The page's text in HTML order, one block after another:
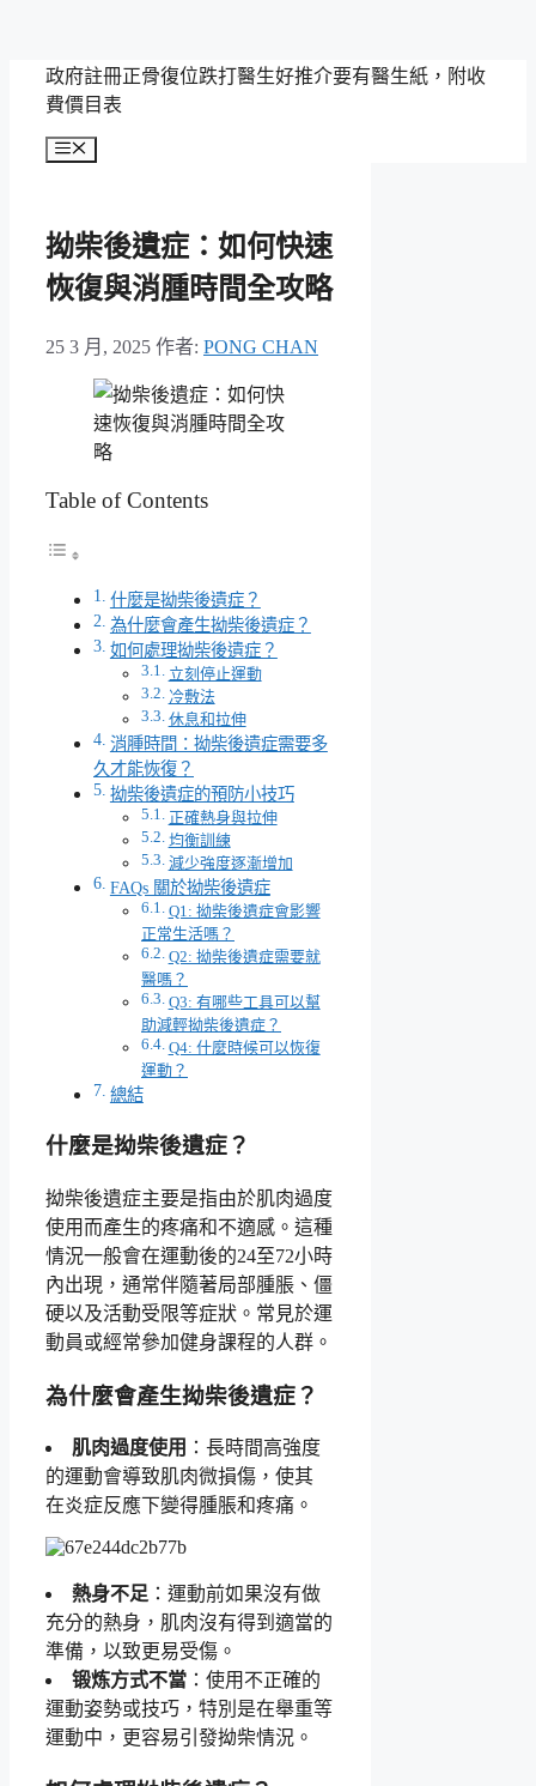
政府註冊正骨復位跌打醫生好推介要有醫生紙，附收
費價目表
選
拗柴後遺症：如何快速
恢復與消腫時間全攻略
25 3 月, 2025 作者: PONG CHAN
Table of Contents
什麼是拗柴後遺症？
為什麼會產生拗柴後遺症？
如何處理拗柴後遺症？
立刻停止運動
冷敷法
休息和拉伸
消腫時間：拗柴後遺症需要多
久才能恢復？
拗柴後遺症的預防小技巧
正確熱身與拉伸
均衡訓練
減少強度逐漸增加
FAQs 關於拗柴後遺症
Q1: 拗柴後遺症會影響
正常生活嗎？
Q2: 拗柴後遺症需要就
醫嗎？
Q3: 有哪些工具可以幫
助減輕拗柴後遺症？
Q4: 什麼時候可以恢復
運動？
總結
什麼是拗柴後遺症？
拗柴後遺症主要是指由於肌肉過度
使用而產生的疼痛和不適感。這種
情況一般會在運動後的24至72小時
內出現，通常伴隨著局部腫脹、僵
硬以及活動受限等症狀。常見於運
動員或經常參加健身課程的人群。
為什麼會產生拗柴後遺症？
肌肉過度使用 ：長時間高強度
的運動會導致肌肉微損傷，使其
在炎症反應下變得腫脹和疼痛。
熱身不足 ：運動前如果沒有做
充分的熱身，肌肉沒有得到適當的
準備，以致更易受傷。
锻炼方式不當 ：使用不正確的
運動姿勢或技巧，特別是在舉重等
運動中，更容易引發拗柴情況。